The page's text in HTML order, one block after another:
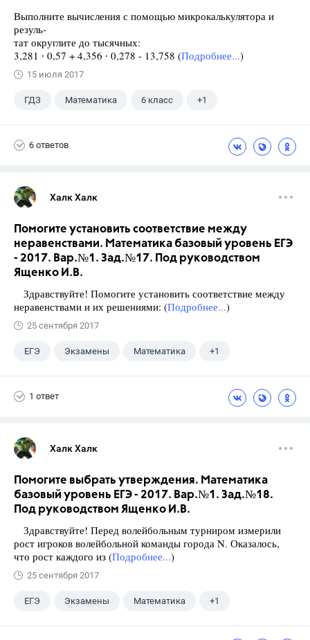
Выполните вычисления с помощью микрокалькулятора и
резуль-
тат округлите до тысячных:
3,281 ∙ 0,57 + 4,356 ∙ 0,278 - 13,758 (Подробнее...)
15 июля 2017
ГДЗ Математика 6 класс +1
6 ответов
Халк Халк
Помогите установить соответствие между
неравенствами. Математика базовый уровень ЕГЭ
- 2017. Вар.№1. Зад.№17. Под руководством
Ященко И.В.
Здравствуйте! Помогите установить соответствие между
неравенствами и их решениями: (Подробнее...)
25 сентября 2017
ЕГЭ Экзамены Математика +1
1 ответ
Халк Халк
Помогите выбрать утверждения. Математика
базовый уровень ЕГЭ - 2017. Вар.№1. Зад.№18.
Под руководством Ященко И.В.
Здравствуйте! Перед волейбольным турниром измерили
рост игроков волейбольной команды города N. Оказалось,
что рост каждого из (Подробнее...)
25 сентября 2017
ЕГЭ Экзамены Математика +1